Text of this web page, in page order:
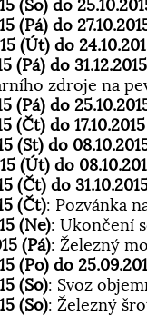
(So) do
(Pá) do
(Út) do
(Pá) do
zdroje na
(Pá) do
(Čt) do
(St) do
(Út) do
(Čt) do
(Čt): Pozvánka
(Ne): Ukončení
(Pá): Železný
(Po) do
(So): Svoz
(So): Železný